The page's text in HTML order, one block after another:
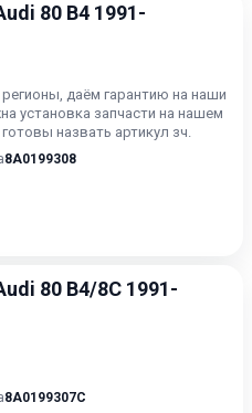
80 B4 1991-
даём гарантию на наши
установка запчасти на нашем
назвать артикул зч.
8A0199308
80 B4/8C 1991-
8A0199307C